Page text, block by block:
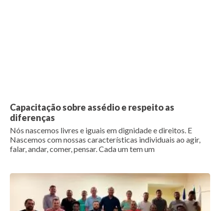
Capacitação sobre assédio e respeito as
diferenças
Nós nascemos livres e iguais em dignidade e direitos. E
Nascemos com nossas características individuais ao agir,
falar, andar, comer, pensar. Cada um tem um